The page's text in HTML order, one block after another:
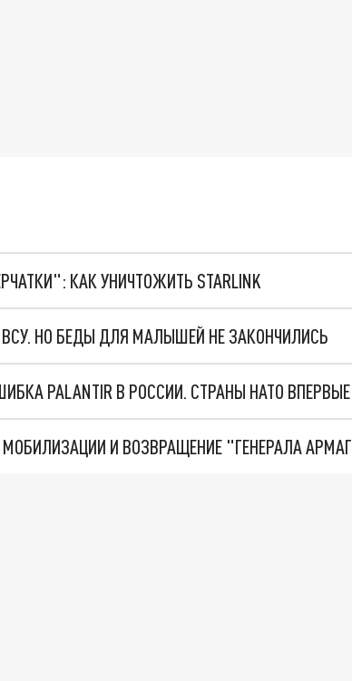
КАК УНИЧТОЖИТЬ STARLINK
НО БЕДЫ ДЛЯ МАЛЫШЕЙ НЕ ЗАКОНЧИЛИСЬ